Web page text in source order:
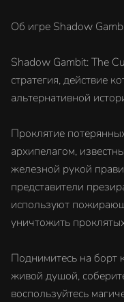
Об игре Shadow
Shadow Gambit: The
стратегия, действие
альтернативной
Проклятие
архипелагом,
железной рукой
представители
используют
уничтожить
Поднимитесь на борт
живой душой,
воспользуйтесь